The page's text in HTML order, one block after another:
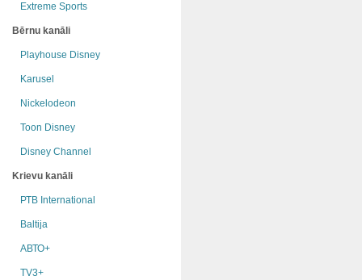
Extreme Sports
Bērnu kanāli
Playhouse Disney
Karusel
Nickelodeon
Toon Disney
Disney Channel
Krievu kanāli
РТB International
Baltija
АВТО+
TV3+